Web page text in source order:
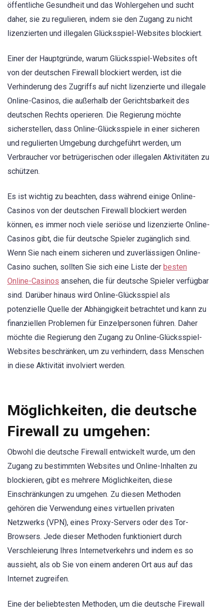
öffentliche Gesundheit und das Wohlergehen und sucht
daher, sie zu regulieren, indem sie den Zugang zu nicht
lizenzierten und illegalen Glücksspiel-Websites blockiert.
Einer der Hauptgründe, warum Glücksspiel-Websites oft
von der deutschen Firewall blockiert werden, ist die
Verhinderung des Zugriffs auf nicht lizenzierte und illegale
Online-Casinos, die außerhalb der Gerichtsbarkeit des
deutschen Rechts operieren. Die Regierung möchte
sicherstellen, dass Online-Glücksspiele in einer sicheren
und regulierten Umgebung durchgeführt werden, um
Verbraucher vor betrügerischen oder illegalen Aktivitäten zu
schützen.
Es ist wichtig zu beachten, dass während einige Online-
Casinos von der deutschen Firewall blockiert werden
können, es immer noch viele seriöse und lizenzierte Online-
Casinos gibt, die für deutsche Spieler zugänglich sind.
Wenn Sie nach einem sicheren und zuverlässigen Online-
Casino suchen, sollten Sie sich eine Liste der besten
Online-Casinos ansehen, die für deutsche Spieler verfügbar
sind. Darüber hinaus wird Online-Glücksspiel als
potenzielle Quelle der Abhängigkeit betrachtet und kann zu
finanziellen Problemen für Einzelpersonen führen. Daher
möchte die Regierung den Zugang zu Online-Glücksspiel-
Websites beschränken, um zu verhindern, dass Menschen
in diese Aktivität involviert werden.
Möglichkeiten, die deutsche
Firewall zu umgehen:
Obwohl die deutsche Firewall entwickelt wurde, um den
Zugang zu bestimmten Websites und Online-Inhalten zu
blockieren, gibt es mehrere Möglichkeiten, diese
Einschränkungen zu umgehen. Zu diesen Methoden
gehören die Verwendung eines virtuellen privaten
Netzwerks (VPN), eines Proxy-Servers oder des Tor-
Browsers. Jede dieser Methoden funktioniert durch
Verschleierung Ihres Internetverkehrs und indem es so
aussieht, als ob Sie von einem anderen Ort aus auf das
Internet zugreifen.
Eine der beliebtesten Methoden, um die deutsche Firewall